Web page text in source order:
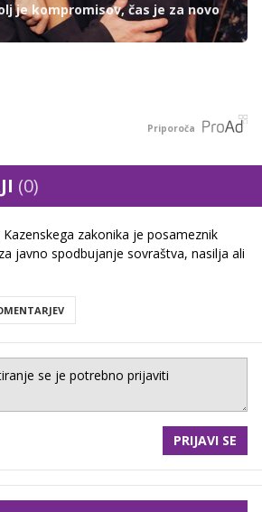
je kompromisov, čas je za novo
Priporoča
(0)
Kazenskega zakonika je posameznik
javno spodbujanje sovraštva, nasilja ali
PRIJAVI SE